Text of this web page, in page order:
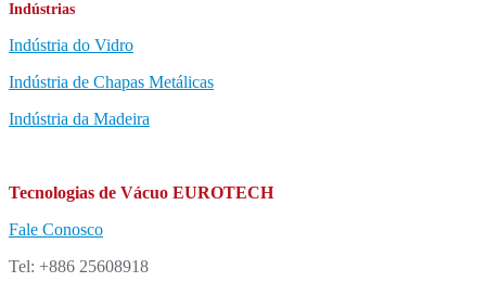
Indústrias
Indústria do Vidro
Indústria de Chapas Metálicas
Indústria da Madeira
Tecnologias de Vácuo EUROTECH
Fale Conosco
Tel: +886 25608918